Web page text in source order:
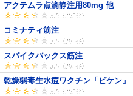
アクテムラ点滴静注用80mg 他
コミナティ筋注
スパイクバックス筋注
乾燥弱毒生水痘ワクチン「ビケン」